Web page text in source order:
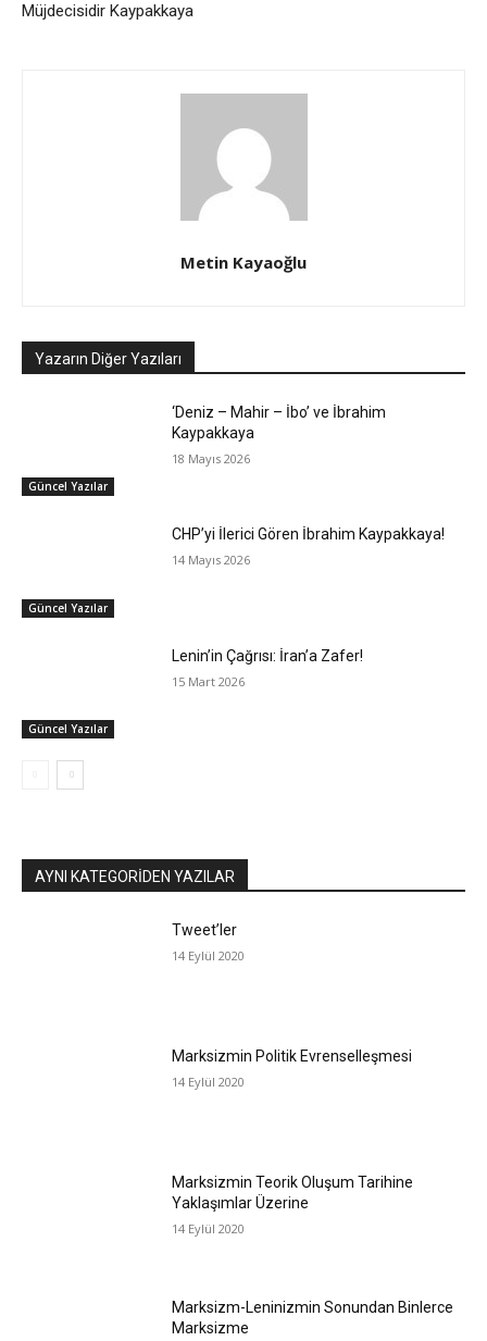
Müjdecisidir Kaypakkaya
Metin Kayaoğlu
Yazarın Diğer Yazıları
Güncel Yazılar
‘Deniz – Mahir – İbo’ ve İbrahim
Kaypakkaya
18 Mayıs 2026
Güncel Yazılar
CHP’yi İlerici Gören İbrahim Kaypakkaya!
14 Mayıs 2026
Güncel Yazılar
Lenin’in Çağrısı: İran’a Zafer!
15 Mart 2026
AYNI KATEGORIDEN YAZILAR
Tweet’ler
14 Eylül 2020
Marksizmin Politik Evrenselleşmesi
14 Eylül 2020
Marksizmin Teorik Oluşum Tarihine
Yaklaşımlar Üzerine
14 Eylül 2020
Marksizm-Leninizmin Sonundan Binlerce
Marksizme